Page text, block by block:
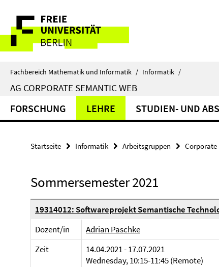
direkt
Inhalt
Service-
Navigation
Fachbereich Mathematik und Informatik / Informatik /
AG CORPORATE SEMANTIC WEB
FORSCHUNG LEHRE STUDIEN- UND
Startseite Informatik Arbeitsgruppen Corporate
Sommersemester 2021
19314012: Softwareprojekt Semantische
Dozent/in
Adrian Paschke
Zeit
14.04.2021 - 17.07.2021
Wednesday, 10:15-11:45 (Remote)